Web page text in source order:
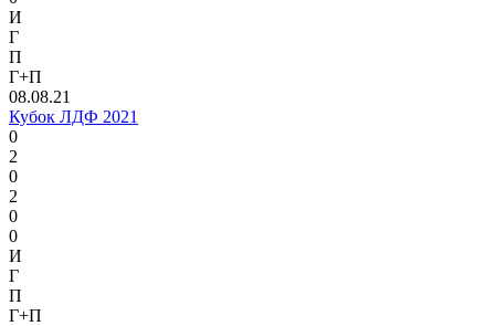
И
Г
П
Г+П
08.08.21
Кубок ЛДФ 2021
0
2
0
2
0
0
И
Г
П
Г+П